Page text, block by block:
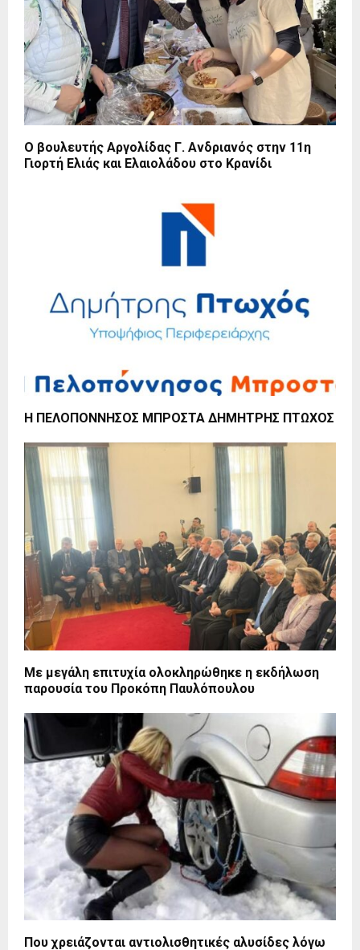
Ο βουλευτής Αργολίδας Γ. Ανδριανός στην 11η
Γιορτή Ελιάς και Ελαιολάδου στο Κρανίδι
Η ΠΕΛΟΠΟΝΝΗΣΟΣ ΜΠΡΟΣΤΑ ΔΗΜΗΤΡΗΣ ΠΤΩΧΟΣ
Με μεγάλη επιτυχία ολοκληρώθηκε η εκδήλωση
παρουσία του Προκόπη Παυλόπουλου
Που χρειάζονται αντιολισθητικές αλυσίδες λόγω